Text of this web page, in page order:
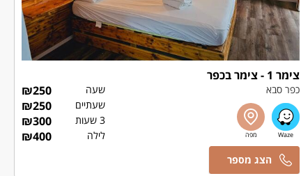
צימר 1 - צימר בכפר
כפר סבא שעה ₪250
שעתיים ₪250
3 שעות ₪300
לילה ₪400
אמיר